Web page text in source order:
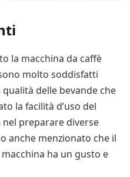
la macchina da caffè
sono molto soddisfatti
delle bevande che
la facilità d’uso del
preparare diverse
anche menzionato che il
ha un gusto e